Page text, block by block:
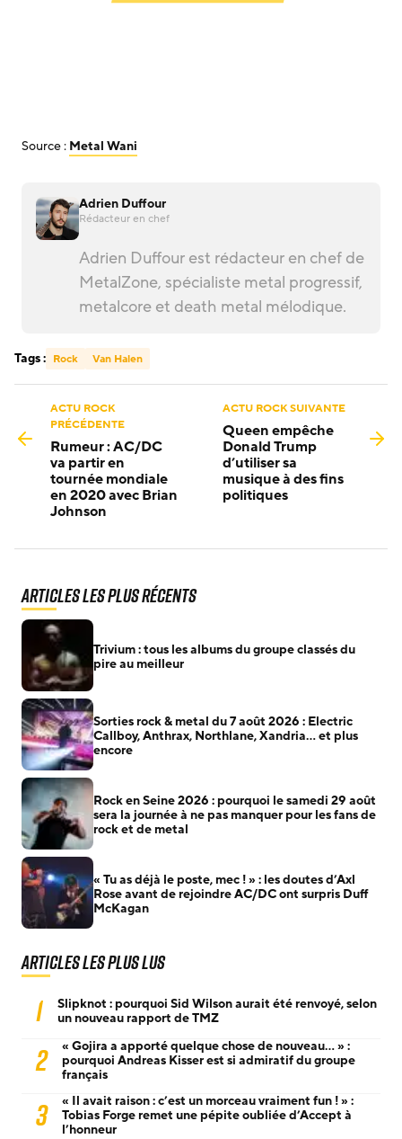
Source : Metal Wani
Adrien Duffour
Rédacteur en chef
Adrien Duffour est rédacteur en chef de
MetalZone, spécialiste metal progressif,
metalcore et death metal mélodique.
Tags : Rock Van Halen
ACTU ROCK
PRÉCÉDENTE
Rumeur : AC/DC
va partir en
tournée mondiale
en 2020 avec Brian
Johnson
ACTU ROCK SUIVANTE
Queen empêche
Donald Trump
d’utiliser sa
musique à des fins
politiques
Articles les plus récents
Trivium : tous les albums du groupe classés du
pire au meilleur
Sorties rock & metal du 7 août 2026 : Electric
Callboy, Anthrax, Northlane, Xandria… et plus
encore
Rock en Seine 2026 : pourquoi le samedi 29 août
sera la journée à ne pas manquer pour les fans de
rock et de metal
« Tu as déjà le poste, mec ! » : les doutes d’Axl
Rose avant de rejoindre AC/DC ont surpris Duff
McKagan
Articles les plus lus
1
Slipknot : pourquoi Sid Wilson aurait été renvoyé, selon
un nouveau rapport de TMZ
2
« Gojira a apporté quelque chose de nouveau… » :
pourquoi Andreas Kisser est si admiratif du groupe
français
3
« Il avait raison : c’est un morceau vraiment fun ! » :
Tobias Forge remet une pépite oubliée d’Accept à
l’honneur